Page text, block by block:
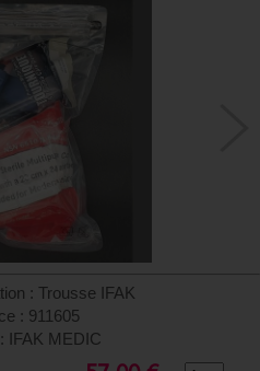
: Trousse IFAK
: 911605
IFAK MEDIC